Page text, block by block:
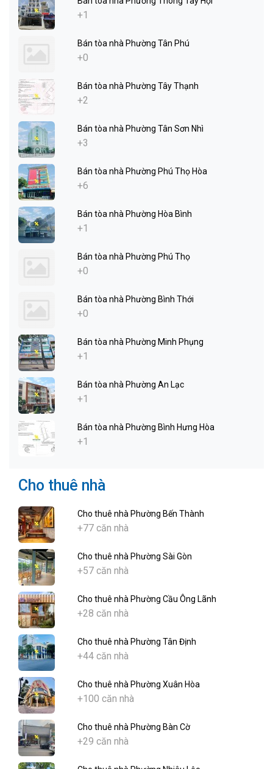
+1
Bán tòa nhà Phường Tân Phú
+0
Bán tòa nhà Phường Tây Thạnh
+2
Bán tòa nhà Phường Tân Sơn Nhì
+3
Bán tòa nhà Phường Phú Thọ Hòa
+6
Bán tòa nhà Phường Hòa Bình
+1
Bán tòa nhà Phường Phú Thọ
+0
Bán tòa nhà Phường Bình Thới
+0
Bán tòa nhà Phường Minh Phụng
+1
Bán tòa nhà Phường An Lạc
+1
Bán tòa nhà Phường Bình Hưng Hòa
+1
Cho thuê nhà
Cho thuê nhà Phường Bến Thành
+77 căn nhà
Cho thuê nhà Phường Sài Gòn
+57 căn nhà
Cho thuê nhà Phường Cầu Ông Lãnh
+28 căn nhà
Cho thuê nhà Phường Tân Định
+44 căn nhà
Cho thuê nhà Phường Xuân Hòa
+100 căn nhà
Cho thuê nhà Phường Bàn Cờ
+29 căn nhà